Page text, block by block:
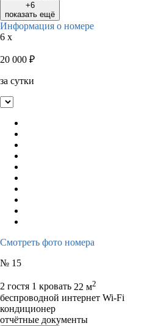
+6
показать ещё
Информация о номере
6 x
20 000 ₽
за сутки
Смотреть фото номера
№ 15
2 гостя 1 кровать 22 м2
беспроводной интернет Wi-Fi
кондиционер
отчётные документы